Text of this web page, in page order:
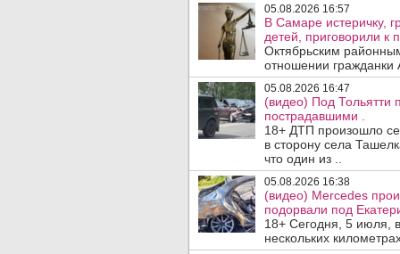
05.08.2026 16:57
В Самаре истеричку,
детей, приговорили к
Октябрьским
отношении гражданки
05.08.2026 16:47
(видео) Под Тольятти
пострадавшими .
18+ ДТП произошло
в сторону села
что один из ..
05.08.2026 16:38
(видео) Mercedes
подорвали под
18+ Сегодня, 5 июля,
нескольких